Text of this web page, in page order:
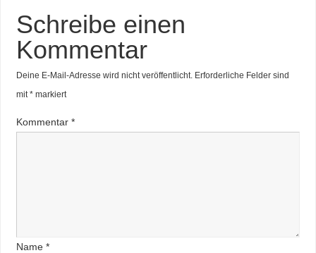
Schreibe einen
Kommentar
Deine E-Mail-Adresse wird nicht veröffentlicht. Erforderliche Felder sind
mit *markiert
Kommentar *
Name *